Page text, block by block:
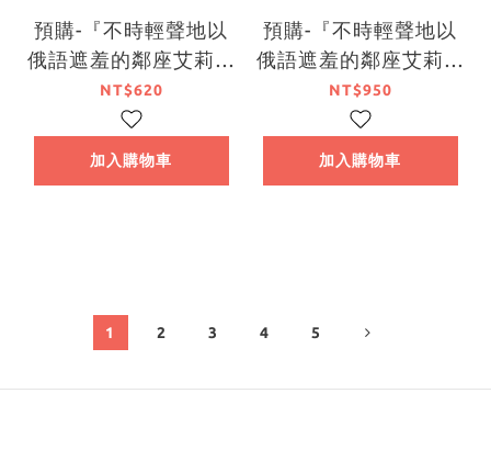
預購-『不時輕聲地以
俄語遮羞的鄰座艾莉同
學』炫彩壓克力立牌
系列【日本進口精品】
NT$620
加入購物車
預購-『不時輕聲地以
俄語遮羞的鄰座艾莉同
學』～memorial
photo～ B2掛軸 系
列【日本進口精品】
NT$950
加入購物車
1 2 3 4 5